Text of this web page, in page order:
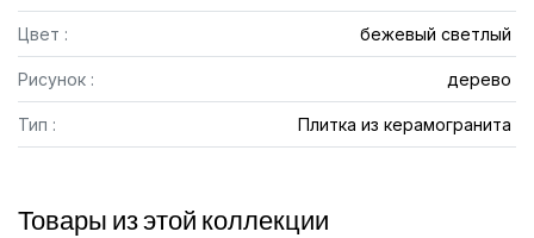
Цвет : бежевый светлый
Рисунок : дерево
Тип : Плитка из керамогранита
Товары из этой коллекции